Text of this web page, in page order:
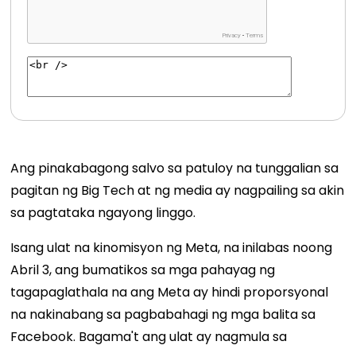
Ang pinakabagong salvo sa patuloy na tunggalian sa
pagitan ng Big Tech at ng media ay nagpailing sa akin
sa pagtataka ngayong linggo.
Isang ulat na kinomisyon ng Meta, na inilabas noong
Abril 3, ang bumatikos sa mga pahayag ng
tagapaglathala na ang Meta ay hindi proporsyonal
na nakinabang sa pagbabahagi ng mga balita sa
Facebook. Bagama't ang ulat ay nagmula sa